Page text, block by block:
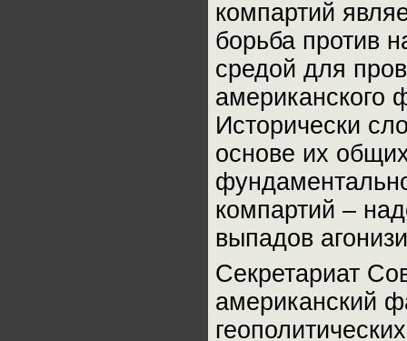
компартий
борьба против
средой для
американского
Исторически
основе их
компартий –
выпадов
Секретариат
американский